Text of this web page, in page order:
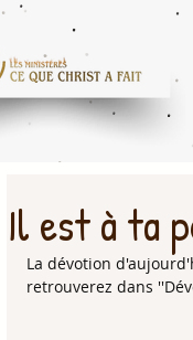
Il est à ta
La dévotion
retrouverez dans